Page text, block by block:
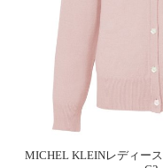
MICHEL KLEINレディー